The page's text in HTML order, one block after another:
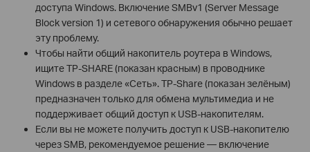
доступа Windows. Включение SMBv1 (Server Message
Block version 1) и сетевого обнаружения обычно решает
эту проблему.
Чтобы найти общий накопитель роутера в Windows,
ищите TP-SHARE (показан красным) в проводнике
Windows в разделе «Сеть». TP-Share (показан зелёным)
предназначен только для обмена мультимедиа и не
поддерживает общий доступ к USB-накопителям.
Если вы не можете получить доступ к USB-накопителю
через SMB, рекомендуемое решение — включение